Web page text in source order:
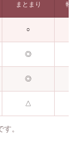
まとまり 軽さ
○
◎
◎
△
。